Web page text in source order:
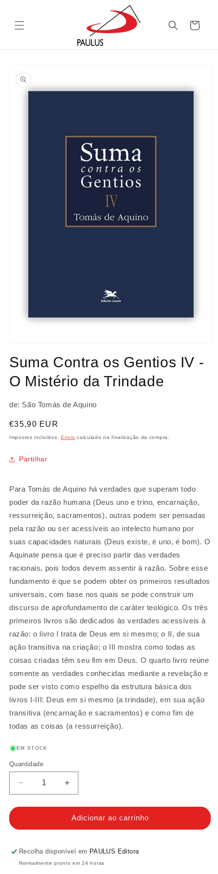
conteúdo
Carrinho
informação
do produto
multimédia
1
em
modal
Suma Contra os Gentios IV -
O Mistério da Trindade
de: São Tomás de Aquino
Preço
normal
€35,90 EUR
Impostos incluídos. Envio calculado na finalização da compra.
Partilhar
Para Tomás de Aquino há verdades que superam todo
poder da razão humana (Deus uno e trino, encarnação,
ressurreição, sacramentos), outras podem ser pensadas
pela razão ou ser acessíveis ao intelecto humano por
suas capacidades naturais (Deus existe, é uno, é bom). O
Aquinate pensa que é preciso partir das verdades
racionais, pois todos devem assentir à razão. Sobre esse
fundamento é que se podem obter os primeiros resultados
universais, com base nos quais se pode construir um
discurso de aprofundamento de caráter teológico. Os três
primeiros livros são dedicados às verdades acessíveis à
razão: o livro I trata de Deus em si mesmo; o II, de sua
ação transitiva na criação; o III mostra como todas as
coisas criadas têm seu fim em Deus. O quarto livro reúne
somente as verdades conhecidas mediante a revelação e
pode ser visto como espelho da estrutura básica dos
livros I-III: Deus em si mesmo (a trindade), em sua ação
transitiva (encarnação e sacramentos) e como fim de
todas as coisas (a ressurreição).
EM STOCK
Quantidade
Quantidade
Diminuir
a
quantidade
Suma
os
Aumentar
a
quantidade
de
Suma
os
Adicionar ao carrinho
Recolha disponível em PAULUS Editora
Normalmente pronto em 24 horas